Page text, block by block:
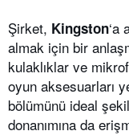
Şirket, Kingston‘a
almak için bir
kulaklıklar ve
oyun aksesuarları
bölümünü ideal
donanımına da